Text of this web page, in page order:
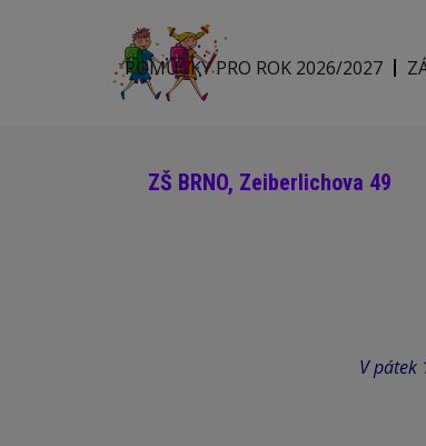
POMŮCKY PRO ROK 2026/2027
ZŠ BRNO, Zeiberlichova 49
V pátek